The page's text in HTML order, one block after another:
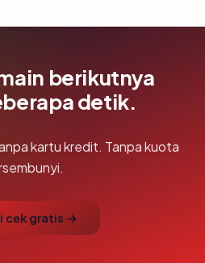
berikutnya
detik.
kartu kredit. Tanpa kuota
cek gratis →